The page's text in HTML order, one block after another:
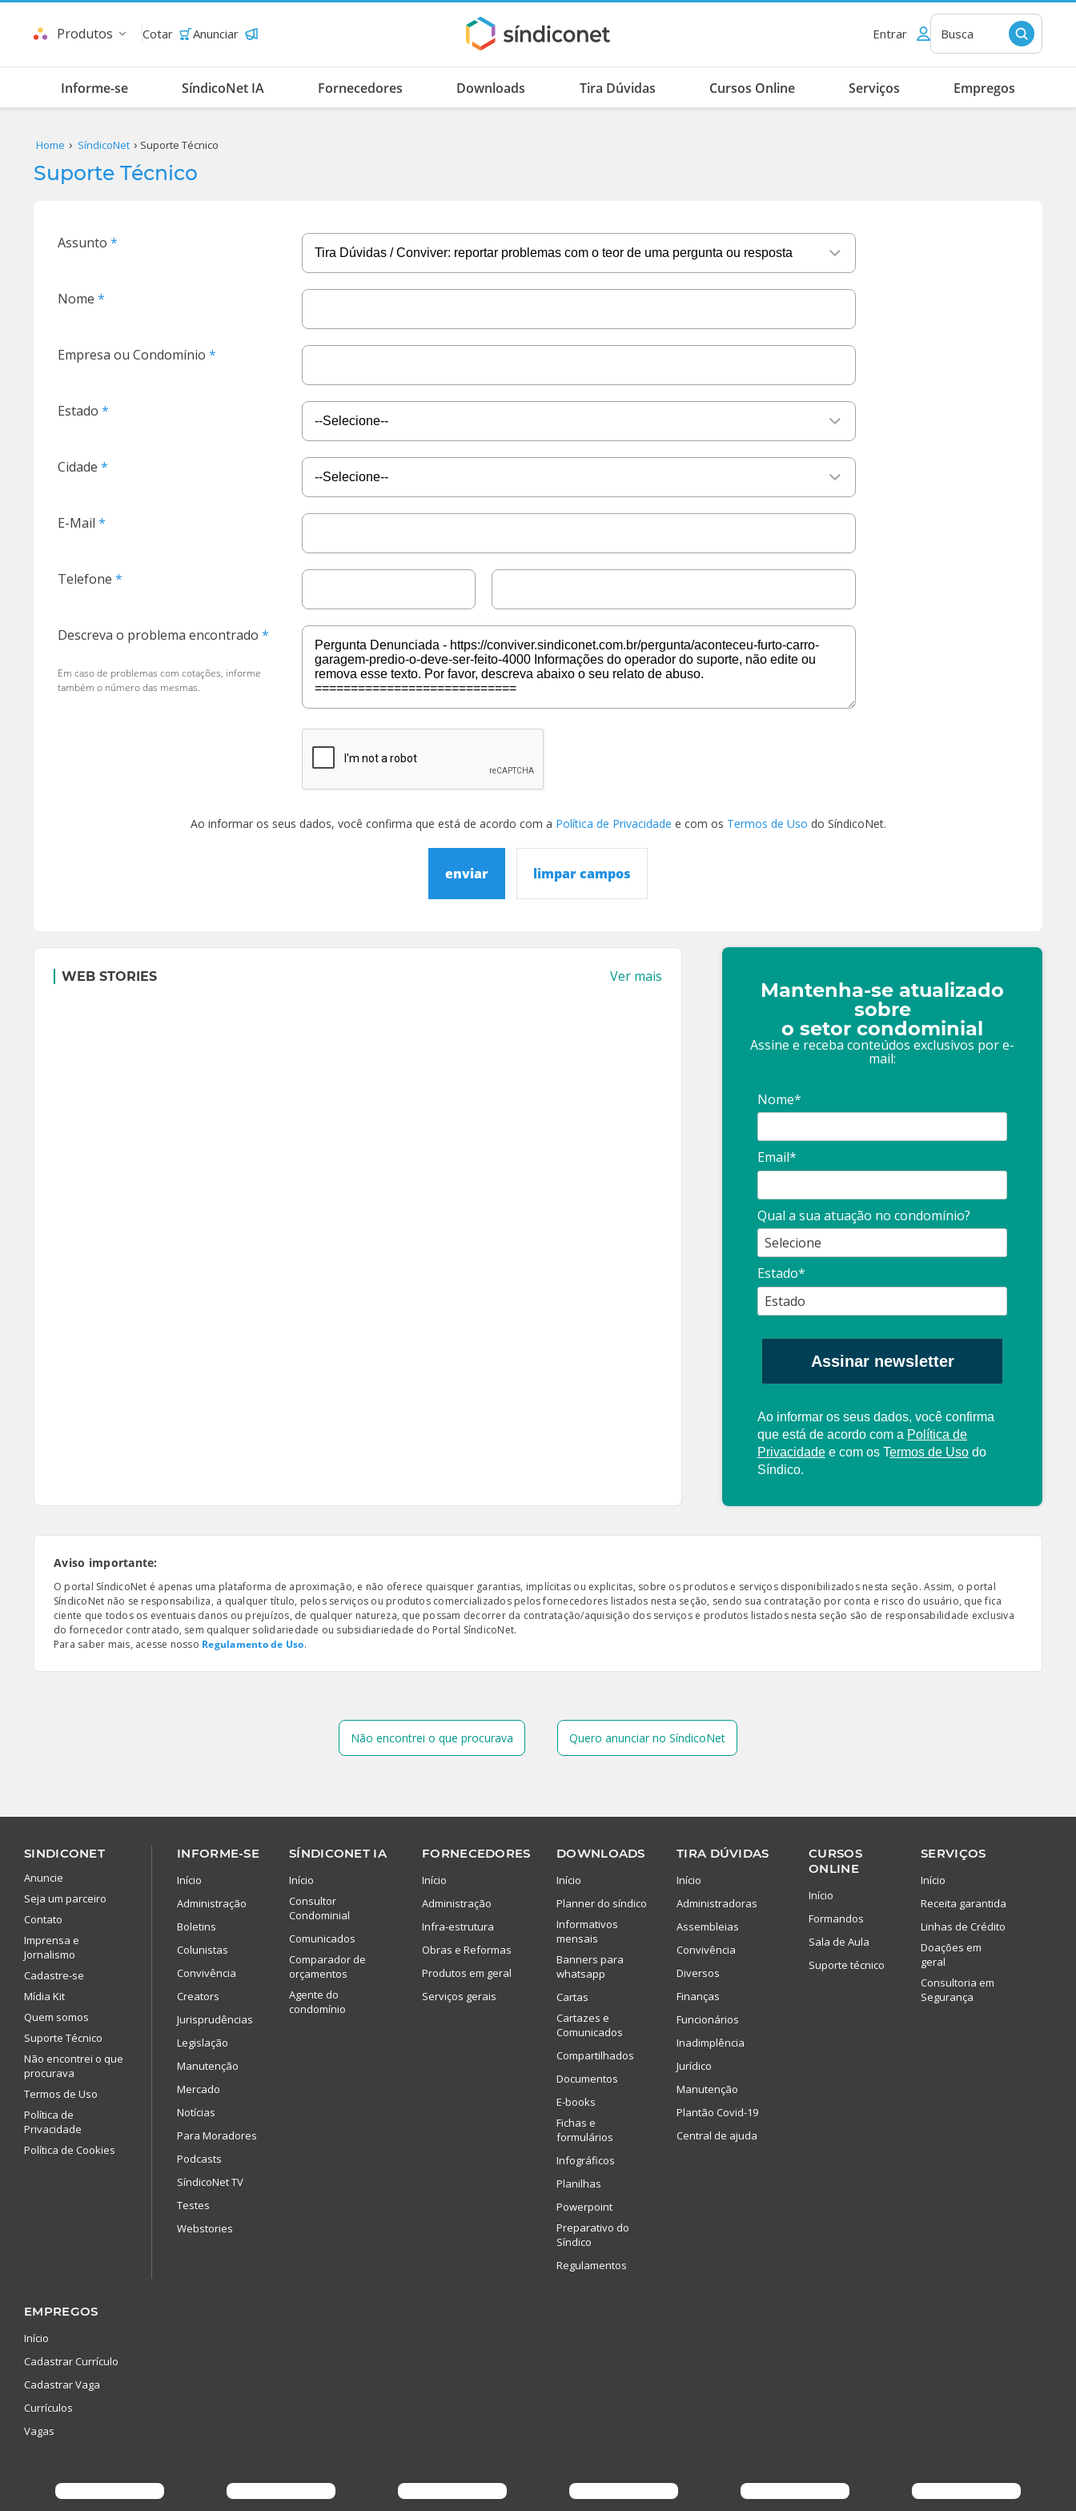
Produtos Cotar Anunciar Entrar Busca
Informe-se SíndicoNet IA Fornecedores Downloads Tira Dúvidas Cursos Online Serviços Empregos
Home SíndicoNet Suporte Técnico
Suporte Técnico
Assunto
Nome
Empresa ou Condomínio
Estado
Cidade
E-Mail
Telefone
Descreva o problema encontrado
Em caso de problemas com cotações, informe
também o número das mesmas.
Ao informar os seus dados, você confirma que está de acordo com a Política de Privacidade e com os Termos de Uso do SíndicoNet.
enviar limpar campos
WEB STORIES Ver mais
Mantenha-se atualizado
sobre
o setor condominial
Assine e receba conteúdos exclusivos por e-
mail:
Nome*
Email*
Qual a sua atuação no condomínio?
Estado*
Assinar newsletter
Ao informar os seus dados, você confirma
que está de acordo com a Política de
Privacidade e com os Termos de Uso do
Síndico.
Aviso importante:
O portal SíndicoNet é apenas uma plataforma de aproximação, e não oferece quaisquer garantias, implícitas ou explicitas, sobre os produtos e serviços disponibilizados nesta seção. Assim, o portal
SíndicoNet não se responsabiliza, a qualquer título, pelos serviços ou produtos comercializados pelos fornecedores listados nesta seção, sendo sua contratação por conta e risco do usuário, que fica
ciente que todos os eventuais danos ou prejuízos, de qualquer natureza, que possam decorrer da contratação/aquisição dos serviços e produtos listados nesta seção são de responsabilidade exclusiva
do fornecedor contratado, sem qualquer solidariedade ou subsidiariedade do Portal SíndicoNet.
Para saber mais, acesse nosso Regulamento de Uso.
Não encontrei o que procurava Quero anunciar no SíndicoNet
SINDICONET
Anuncie
Seja um parceiro
Contato
Imprensa e
Jornalismo
Cadastre-se
Mídia Kit
Quem somos
Suporte Técnico
Não encontrei o que
procurava
Termos de Uso
Política de
Privacidade
Política de Cookies
INFORME-SE
Início
Administração
Boletins
Colunistas
Convivência
Creators
Jurisprudências
Legislação
Manutenção
Mercado
Notícias
Para Moradores
Podcasts
SíndicoNet TV
Testes
Webstories
SÍNDICONET IA
Início
Consultor
Condominial
Comunicados
Comparador de
orçamentos
Agente do
condomínio
FORNECEDORES
Início
Administração
Infra-estrutura
Obras e Reformas
Produtos em geral
Serviços gerais
DOWNLOADS
Início
Planner do síndico
Informativos
mensais
Banners para
whatsapp
Cartas
Cartazes e
Comunicados
Compartilhados
Documentos
E-books
Fichas e
formulários
Infográficos
Planilhas
Powerpoint
Preparativo do
Síndico
Regulamentos
TIRA DÚVIDAS
Início
Administradoras
Assembleias
Convivência
Diversos
Finanças
Funcionários
Inadimplência
Jurídico
Manutenção
Plantão Covid-19
Central de ajuda
CURSOS
ONLINE
Início
Formandos
Sala de Aula
Suporte técnico
SERVIÇOS
Início
Receita garantida
Linhas de Crédito
Doações em
geral
Consultoria em
Segurança
EMPREGOS
Início
Cadastrar Currículo
Cadastrar Vaga
Currículos
Vagas